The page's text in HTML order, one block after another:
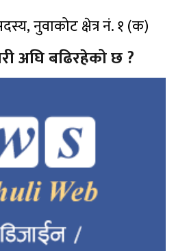
नुवाकोट क्षेत्र नं. १ (क)
अघि बढिरहेको छ ?